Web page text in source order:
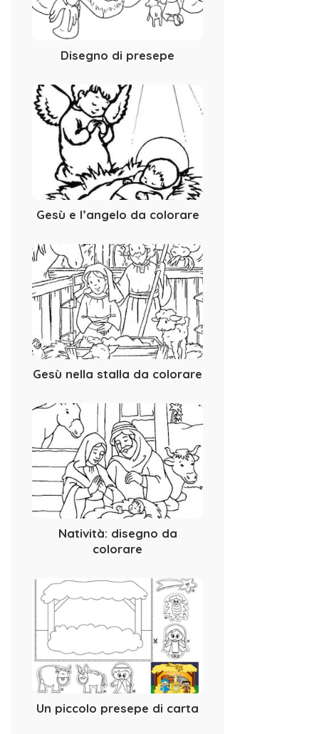
Disegno di presepe
Gesù e l’angelo da colorare
Gesù nella stalla da colorare
Natività: disegno da
colorare
Un piccolo presepe di carta